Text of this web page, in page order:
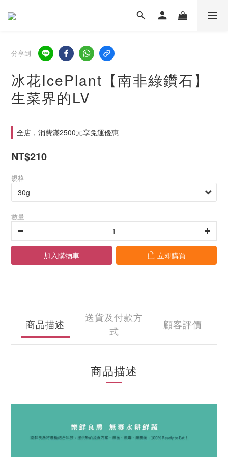
分享到
冰花IcePlant【南非綠鑽石】
生菜界的LV
全店，消費滿2500元享免運優惠
NT$210
規格
數量
加入購物車 立即購買
商品描述
送貨及付款方
式
顧客評價
商品描述